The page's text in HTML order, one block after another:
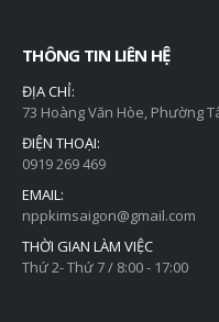
THÔNG TIN LIÊN HỆ
ĐỊA CHỈ:
73 Hoàng Văn Hòe, Phường
ĐIỆN THOẠI:
0919 269 469
EMAIL:
nppkimsaigon@gmail.com
THỜI GIAN LÀM VIỆC
Thứ 2- Thứ 7 / 8:00 - 17:00